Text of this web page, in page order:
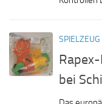
SPIELZEUG
bei